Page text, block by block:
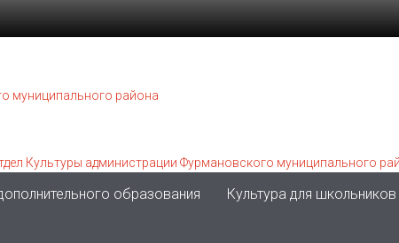
образования Культура для школьников